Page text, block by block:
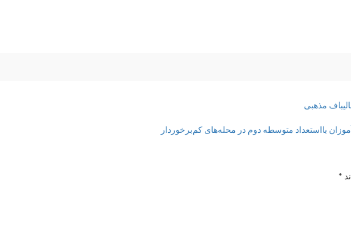
مذهبی
بااستعداد متوسطه دوم در محله‌های کم‌برخوردار‌
*